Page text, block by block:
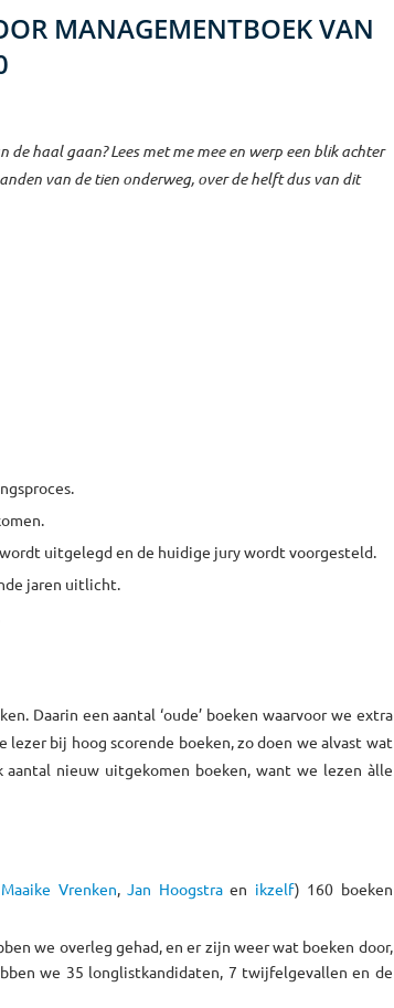
MANAGEMENTBOEK VAN
haal gaan? Lees met me mee en werp een blik achter
van de tien onderweg, over de helft dus van dit
uitgelegd en de huidige jury wordt voorgesteld.
jaren uitlicht.
Daarin een aantal ‘oude’ boeken waarvoor we extra
lezer bij hoog scorende boeken, zo doen we alvast wat
nieuw uitgekomen boeken, want we lezen àlle
Maaike Vrenken,Jan Hoogstraen ikzelf) 160 boeken
we overleg gehad, en er zijn weer wat boeken door,
we 35 longlistkandidaten, 7 twijfelgevallen en de